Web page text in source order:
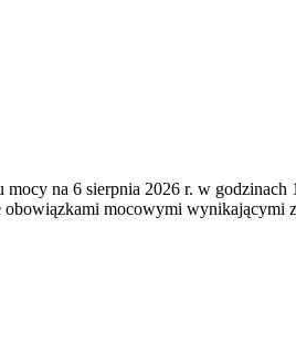
na 6 sierpnia 2026 r. w
mocowymi